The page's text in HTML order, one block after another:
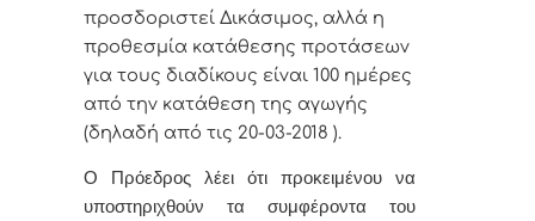
προσδοριστεί Δικάσιμος, αλλά η
προθεσμία κατάθεσης προτάσεων
για τους διαδίκους είναι 100 ημέρες
από την κατάθεση της αγωγής
(δηλαδή από τις 20-03-2018 ).
Ο Πρόεδρος λέει ότι προκειμένου να
υποστηριχθούν τα συμφέροντα του